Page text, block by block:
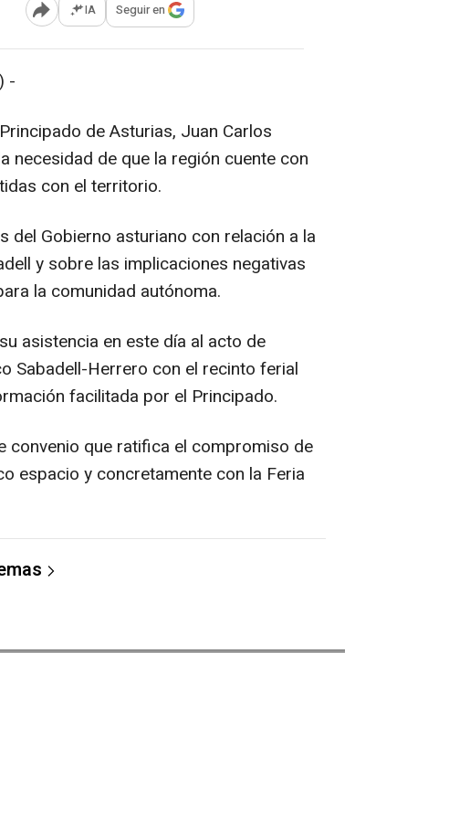
Abrir opciones para compartir
IA Seguir en
-
de Asturias, Juan Carlos
necesidad de que la región cuente con
con el territorio.
del Gobierno asturiano con relación a la
y sobre las implicaciones negativas
la comunidad autónoma.
asistencia en este día al acto de
Sabadell-Herrero con el recinto ferial
facilitada por el Principado.
convenio que ratifica el compromiso de
espacio y concretamente con la Feria